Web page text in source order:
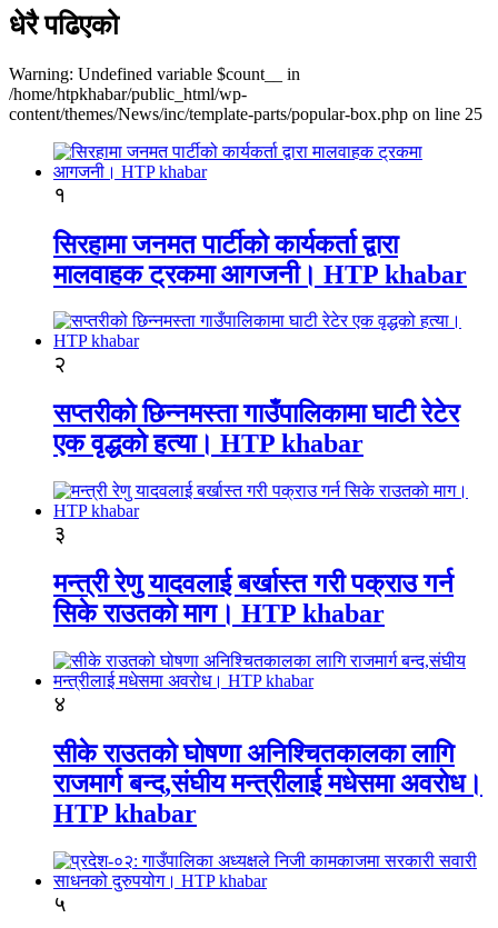
धेरै पढिएको
Warning: Undefined variable $count__ in
/home/htpkhabar/public_html/wp-
content/themes/News/inc/template-parts/popular-box.php on line 25
१
सिरहामा जनमत पार्टीको कार्यकर्ता द्वारा
मालवाहक ट्रकमा आगजनी। HTP khabar
२
सप्तरीको छिन्नमस्ता गाउँपालिकामा घाटी रेटेर
एक वृद्धको हत्या। HTP khabar
३
मन्त्री रेणु यादवलाई बर्खास्त गरी पक्राउ गर्न
सिके राउतकाे माग। HTP khabar
४
सीके राउतको घोषणा अनिश्चितकालका लागि
राजमार्ग बन्द,संघीय मन्त्रीलाई मधेसमा अवरोध।
HTP khabar
५